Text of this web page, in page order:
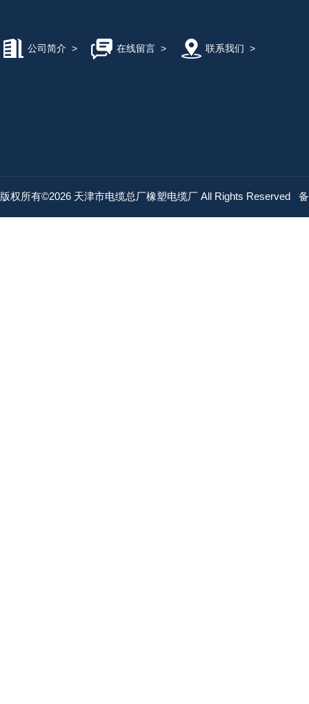
公司简介 > 在线留言> 联系我们 >
版权所有©2026 天津市电缆总厂橡塑电缆厂 All Rights Reserved